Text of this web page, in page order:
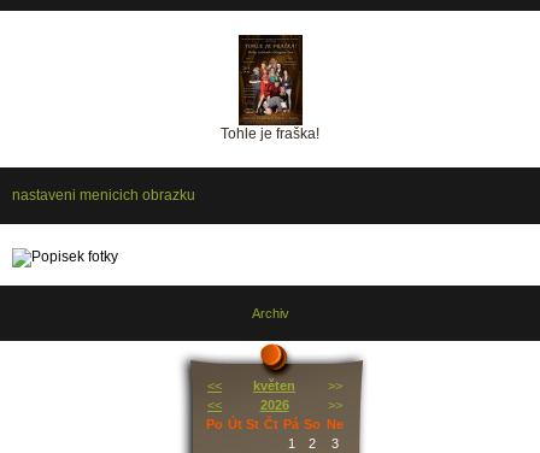
Tohle je fraška!
nastaveni menicich obrazku
Archiv
<< květen
>>
<<
2026
>>
Po Út St Čt Pá So Ne
1
2
3